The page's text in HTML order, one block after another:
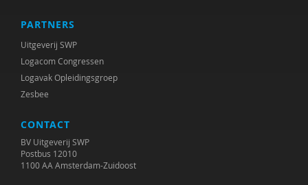
Marit Hopman
Bob Horjus
Willem Huijnk
Jacoba Huizenga
Kennisplatform Inclusief Samenleven
PARTNERS
Uitgeverij SWP
Logacom Congressen
Logavak Opleidingsgroep
Zesbee
CONTACT
BV Uitgeverij SWP
Postbus 12010
1100 AA Amsterdam-Zuidoost